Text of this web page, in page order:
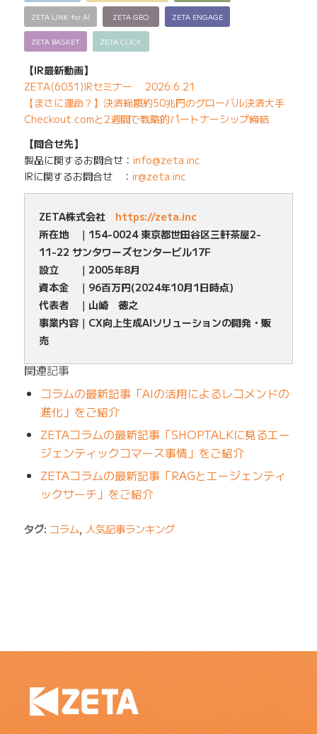
ZETA LINK for AI ZETA GEO ZETA ENGAGE
ZETA BASKET ZETA CLICK
【IR最新動画】
ZETA(6031)IRセミナー 2026.6.21
【まさに運命？】決済総額約50兆円のグローバル決済大手
Checkout.comと2週間で戦略的パートナーシップ締結
【問合せ先】
製品に関するお問合せ： info@zeta.inc
IRに関するお問合せ ： ir@zeta.inc
ZETA株式会社 https://zeta.inc
所在地 ｜154-0024 東京都世田谷区三軒茶屋2-
11-22 サンタワーズセンタービル17F
設立 ｜2005年8月
資本金 ｜96百万円(2024年10月1日時点)
代表者 ｜山崎 徳之
事業内容｜CX向上生成AIソリューションの開発・販
売
関連記事
コラムの最新記事「AIの活用によるレコメンドの
進化」をご紹介
ZETAコラムの最新記事「SHOPTALKに見るエー
ジェンティックコマース事情」をご紹介
ZETAコラムの最新記事「RAGとエージェンティ
ックサーチ」をご紹介
タグ: コラム, 人気記事ランキング